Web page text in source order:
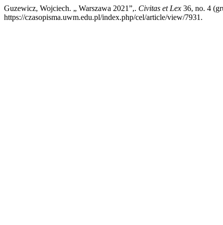
Guzewicz, Wojciech. „ Warszawa 2021”,. Civitas et Lex 36, no. 4
https://czasopisma.uwm.edu.pl/index.php/cel/article/view/7931.